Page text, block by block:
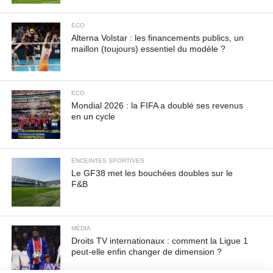
ECO
Alterna Volstar : les financements publics, un
maillon (toujours) essentiel du modèle ?
ECO
Mondial 2026 : la FIFA a doublé ses revenus
en un cycle
ENCEINTES SPORTIVES
Le GF38 met les bouchées doubles sur le
F&B
MÉDIA
Droits TV internationaux : comment la Ligue 1
peut-elle enfin changer de dimension ?